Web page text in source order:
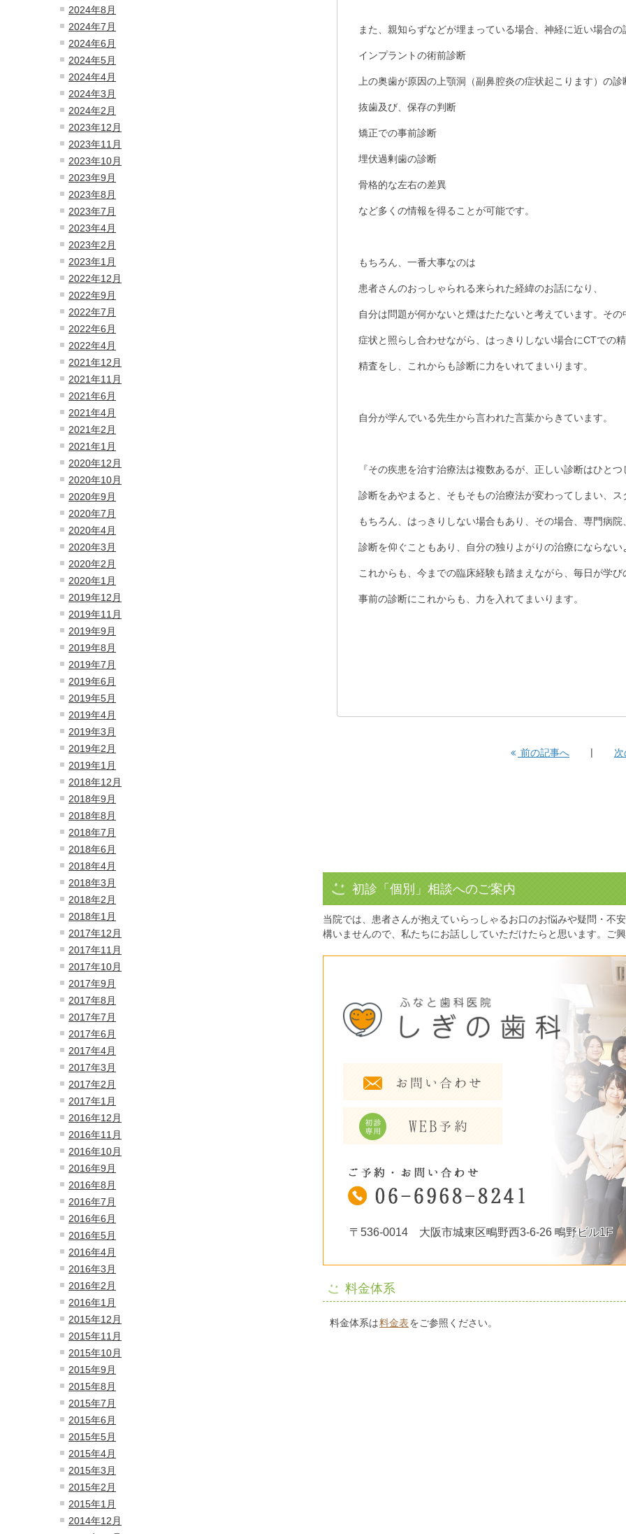
2024年8月
2024年7月
2024年6月
2024年5月
2024年4月
2024年3月
2024年2月
2023年12月
2023年11月
2023年10月
2023年9月
2023年8月
2023年7月
2023年4月
2023年2月
2023年1月
2022年12月
2022年9月
2022年7月
2022年6月
2022年4月
2021年12月
2021年11月
2021年6月
2021年4月
2021年2月
2021年1月
2020年12月
2020年10月
2020年9月
2020年7月
2020年4月
2020年3月
2020年2月
2020年1月
2019年12月
2019年11月
2019年9月
2019年8月
2019年7月
2019年6月
2019年5月
2019年4月
2019年3月
2019年2月
2019年1月
2018年12月
2018年9月
2018年8月
2018年7月
2018年6月
2018年4月
2018年3月
2018年2月
2018年1月
2017年12月
2017年11月
2017年10月
2017年9月
2017年8月
2017年7月
2017年6月
2017年4月
2017年3月
2017年2月
2017年1月
2016年12月
2016年11月
2016年10月
2016年9月
2016年8月
2016年7月
2016年6月
2016年5月
2016年4月
2016年3月
2016年2月
2016年1月
2015年12月
2015年11月
2015年10月
2015年9月
2015年8月
2015年7月
2015年6月
2015年5月
2015年4月
2015年3月
2015年2月
2015年1月
2014年12月
また、親知らずなどが埋まっている場合、神経に近い場合の
インプラントの術前診断
上の奥歯が原因の上顎洞（副鼻腔炎の症状起こります）の診
抜歯及び、保存の判断
矯正での事前診断
埋伏過剰歯の診断
骨格的な左右の差異
など多くの情報を得ることが可能です。
もちろん、一番大事なのは
患者さんのおっしゃられる来られた経緯のお話になり、
自分は問題が何かないと煙はたたないと考えています。その
症状と照らし合わせながら、はっきりしない場合にCTでの
精査をし、これからも診断に力をいれてまいります。
自分が学んでいる先生から言われた言葉からきています。
『その疾患を治す治療法は複数あるが、正しい診断はひと
診断をあやまると、そもそもの治療法が変わってしまい、
もちろん、はっきりしない場合もあり、その場合、専門病
診断を仰ぐこともあり、自分の独りよがりの治療にならな
これからも、今までの臨床経験も踏まえながら、毎日が学
事前の診断にこれからも、力を入れてまいります。
前の記事へ
初診「個別」相談へのご案内
当院では、患者さんが抱えていらっしゃるお口のお悩みや疑問・不
構いませんので、私たちにお話ししていただけたらと思います。ご
〒536-0014 大阪市城東区鴫野西3-6-26 鴫野ビル1F
料金体系
料金体系は料金表をご参照ください。